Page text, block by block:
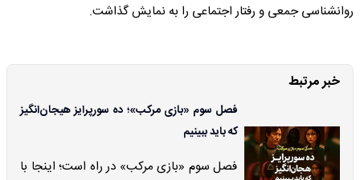
روانشناسی جمعی و رفتار اجتماعی را به نمایش گذاشت.
خبر مرتبط
فصل سوم «بازی مرکب»؛ ده سورپرایز هیجان‌انگیز
که باید ببینیم
فصل سوم «بازی مرکب» در راه است؛ اینجا با